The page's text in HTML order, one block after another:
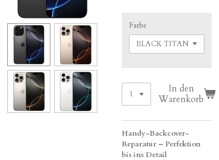
Farbe
In den
Warenkorb
Handy-Backcover-
Reparatur – Perfektion
bis ins Detail